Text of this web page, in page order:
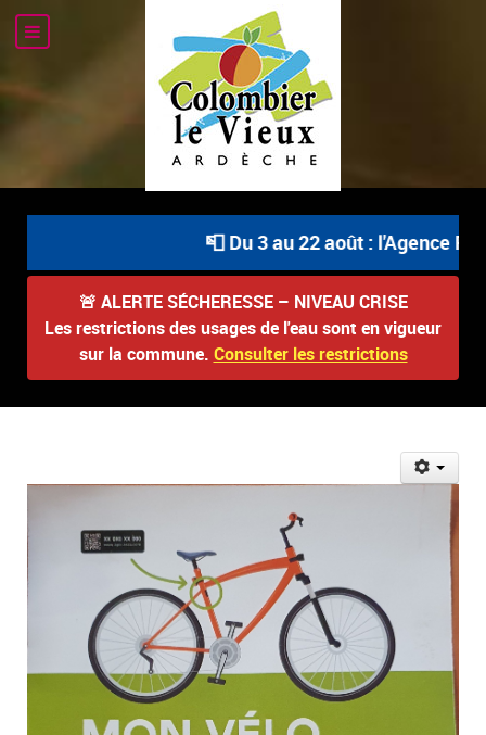
📮 Du 3 au 22 août : l'Agence
🚨 ALERTE SÉCHERESSE – NIVEAU CRISE
Les restrictions des usages de l'eau sont en vigueur
sur la commune. Consulter les restrictions